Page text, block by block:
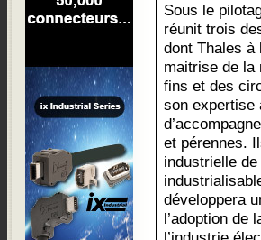
Sous le
réunit trois
dont Thales à
maitrise de
fins et des
son expertise
et pérennes.
industrielle
développera
l’adoption de